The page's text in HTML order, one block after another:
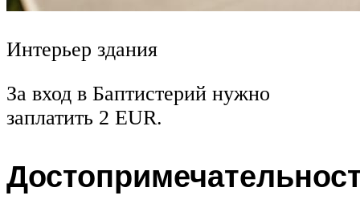
Интерьер здания
За вход в Баптистерий нужно
заплатить 2 EUR.